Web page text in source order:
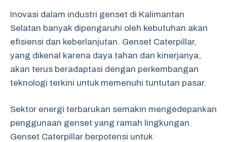
Inovasi dalam industri genset di Kalimantan
Selatan banyak dipengaruhi oleh kebutuhan akan
efisiensi dan keberlanjutan. Genset Caterpillar,
yang dikenal karena daya tahan dan kinerjanya,
akan terus beradaptasi dengan perkembangan
teknologi terkini untuk memenuhi tuntutan pasar.
Sektor energi terbarukan semakin mengedepankan
penggunaan genset yang ramah lingkungan.
Genset Caterpillar berpotensi untuk